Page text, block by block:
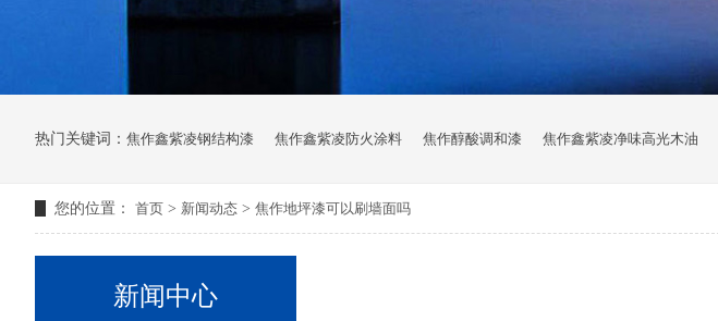
热门关键词： 焦作鑫紫凌钢结构漆 焦作鑫紫凌防火涂料 焦作醇酸调和漆 焦作鑫紫凌净味高光木油
您的位置： 首页 > 新闻动态 > 焦作地坪漆可以刷墙面吗
新闻中心